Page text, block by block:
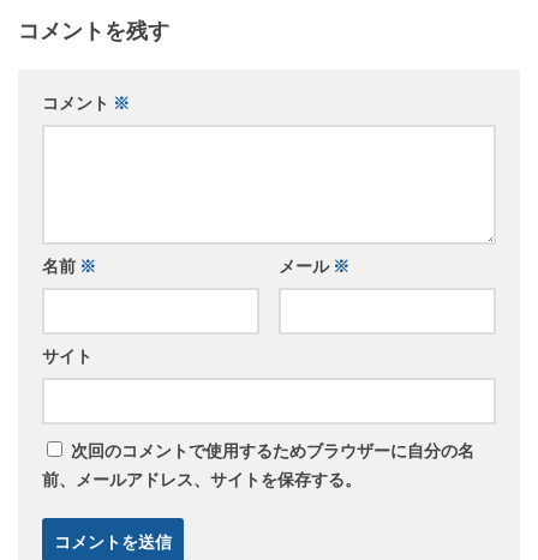
コメントを残す
コメント ※
名前 ※ メール ※
サイト
次回のコメントで使用するためブラウザーに自分の名
前、メールアドレス、サイトを保存する。